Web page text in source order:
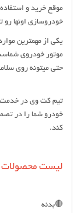
موقع خرید و
خودروسازی اونها
یکی از مهمترین
موتور خودروی
حتی میتونه روی
تیم کت وی در خدمت
خودرو شما را در
کند.
لیست
🔴بدنه